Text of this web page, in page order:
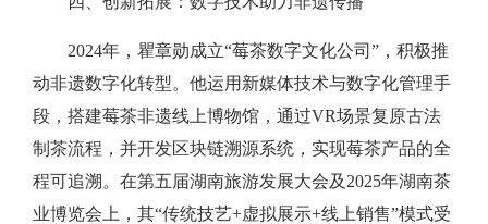
2024年，瞿章勋成立“莓茶数字文化公司”，积极推
动非遗数字化转型。他运用新媒体技术与数字化管理手
段，搭建莓茶非遗线上博物馆，通过VR场景复原古法
制茶流程，并开发区块链溯源系统，实现莓茶产品的全
程可追溯。在第五届湖南旅游发展大会及2025年湖南茶
业博览会上，其“传统技艺+虚拟展示+线上销售”模式受